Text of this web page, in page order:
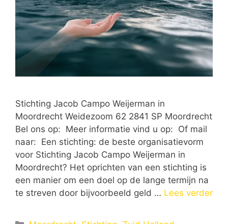
Stichting Jacob Campo Weijerman in
Moordrecht Weidezoom 62 2841 SP Moordrecht
Bel ons op: Meer informatie vind u op: Of mail
naar: Een stichting: de beste organisatievorm
voor Stichting Jacob Campo Weijerman in
Moordrecht? Het oprichten van een stichting is
een manier om een doel op de lange termijn na
te streven door bijvoorbeeld geld … Lees verder